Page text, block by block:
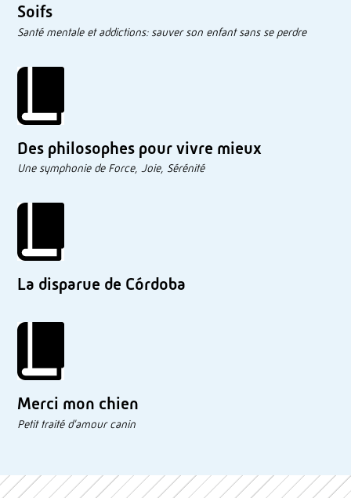
Soifs
Santé mentale et addictions: sauver son enfant sans se perdre
Des philosophes pour vivre mieux
Une symphonie de Force, Joie, Sérénité
La disparue de Córdoba
Merci mon chien
Petit traité d'amour canin